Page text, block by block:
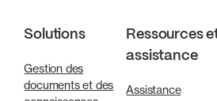
Solutions
Gestion des
documents et des
Ressources
assistance
Assistance